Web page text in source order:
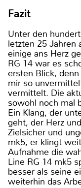
Fazit
Unter den
letzten 25 Jahren
einige ans Herz
RG 14 war es
ersten Blick,
mir so
vermittelt. Die
sowohl noch mal
Ein Klang, der
geht, der Herz
Zielsicher und
mk5, er klingt
Aufnahme die
Line RG 14 mk5
besser als seine
weiterhin das